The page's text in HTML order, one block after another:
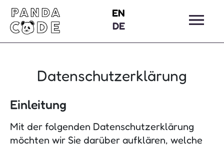
EN
DE
Datenschutzerklärung
Einleitung
Mit der folgenden Datenschutzerklärung
möchten wir Sie darüber aufklären, welche